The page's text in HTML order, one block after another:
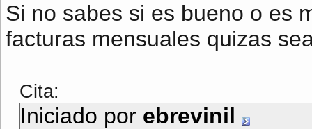
Si no sabes si es bueno o es
facturas mensuales quizas
Cita:
Iniciado por ebrevinil